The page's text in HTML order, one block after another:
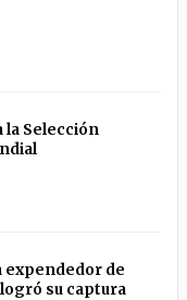
la Selección
expendedor de
su captura